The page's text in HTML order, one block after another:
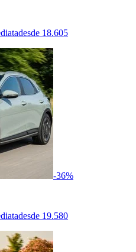
desde 18.605
-36%
desde 19.580